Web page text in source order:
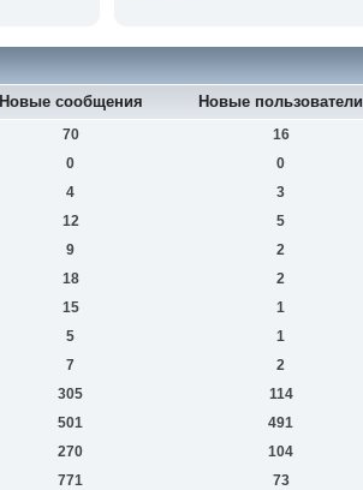
Новые сообщения Новые пользователи
70 16
0 0
4 3
12 5
9 2
18 2
15 1
5 1
7 2
305 114
501 491
270 104
771 73